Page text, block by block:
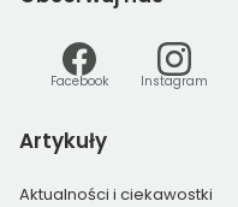
Facebook Instagram
Artykuły
Aktualności i ciekawostki